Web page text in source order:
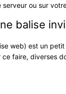
ou sur
balise
web) est un
faire, diverses